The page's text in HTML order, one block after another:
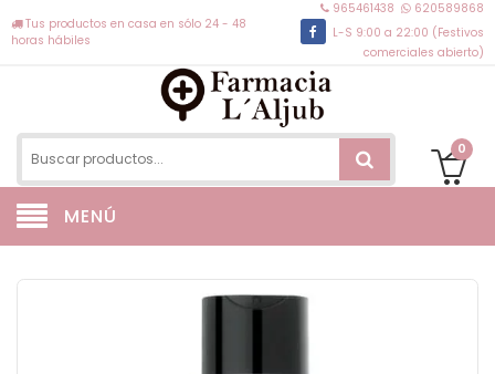
Tus productos en casa en sólo 24 - 48
horas hábiles
965461438
620589868
L-S 9:00 a 22:00 (Festivos
comerciales abierto)
0
MENÚ